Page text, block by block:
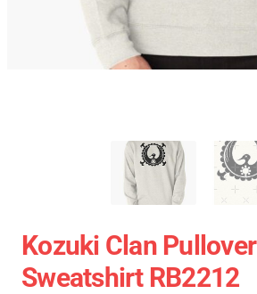
Kozuki Clan Pullover
Sweatshirt RB2212